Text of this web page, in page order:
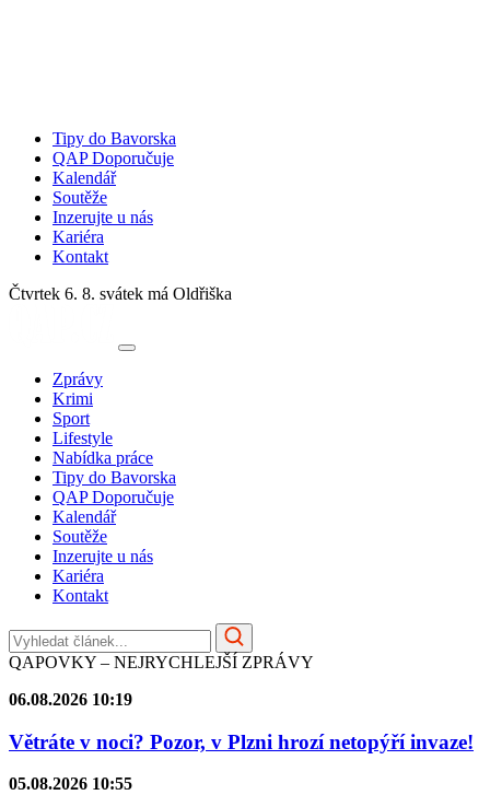
Tipy do Bavorska
QAP Doporučuje
Kalendář
Soutěže
Inzerujte u nás
Kariéra
Kontakt
Čtvrtek 6. 8. svátek má Oldřiška
Zprávy
Krimi
Sport
Lifestyle
Nabídka práce
Tipy do Bavorska
QAP Doporučuje
Kalendář
Soutěže
Inzerujte u nás
Kariéra
Kontakt
QAPOVKY – NEJRYCHLEJŠÍ ZPRÁVY
06.08.2026 10:19
Větráte v noci? Pozor, v Plzni hrozí netopýří invaze!
05.08.2026 10:55